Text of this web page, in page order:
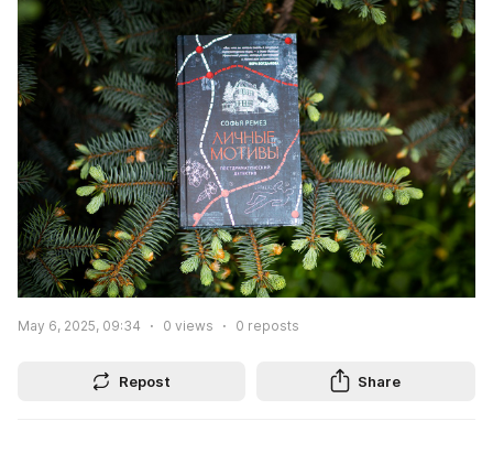
May 6, 2025, 09:34 0 views 0 reposts
Repost Share